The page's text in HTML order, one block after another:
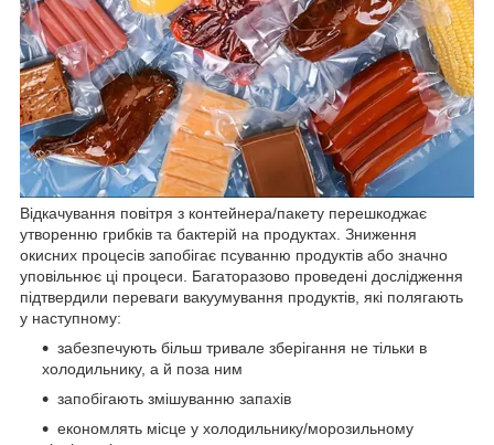
Відкачування повітря з контейнера/пакету перешкоджає
утворенню грибків та бактерій на продуктах. Зниження
окисних процесів запобігає псуванню продуктів або значно
уповільнює ці процеси. Багаторазово проведені дослідження
підтвердили переваги вакуумування продуктів, які полягають
у наступному:
забезпечують більш тривале зберігання не тільки в
холодильнику, а й поза ним
запобігають змішуванню запахів
економлять місце у холодильнику/морозильному